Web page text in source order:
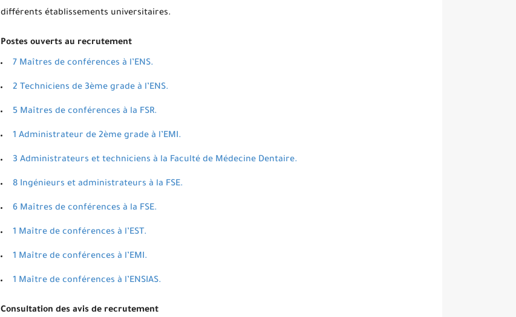
différents établissements universitaires.
Postes ouverts au recrutement
7 Maîtres de conférences à l’ENS.
2 Techniciens de 3ème grade à l’ENS.
5 Maîtres de conférences à la FSR.
1 Administrateur de 2ème grade à l’EMI.
3 Administrateurs et techniciens à la Faculté de Médecine Dentaire.
8 Ingénieurs et administrateurs à la FSE.
6 Maîtres de conférences à la FSE.
1 Maître de conférences à l’EST.
1 Maître de conférences à l’EMI.
1 Maître de conférences à l’ENSIAS.
Consultation des avis de recrutement